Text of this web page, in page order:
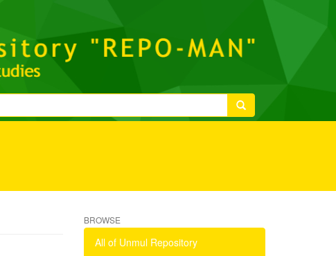
BROWSE
All of Unmul Repository